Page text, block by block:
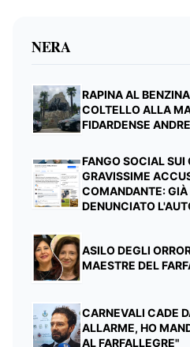
NERA
RAPINA AL
COLTELLO ALLA
FIDARDENSE
FANGO SOCIAL SUI
GRAVISSIME
COMANDANTE: GIÀ
DENUNCIATO
ASILO DEGLI
MAESTRE DEL
CARNEVALI CADE
ALLARME, HO
AL FARFALLEGRE"